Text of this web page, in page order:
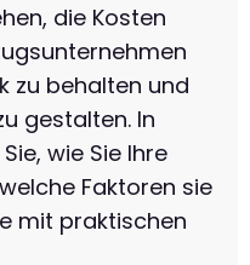
die Kosten
zu behalten und
gestalten. In
wie Sie Ihre
Faktoren sie
mit praktischen